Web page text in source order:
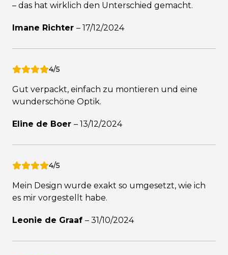
– das hat wirklich den Unterschied gemacht.
Imane Richter – 17/12/2024
4/5
Gut verpackt, einfach zu montieren und eine
wunderschöne Optik.
Eline de Boer – 13/12/2024
4/5
Mein Design wurde exakt so umgesetzt, wie ich
es mir vorgestellt habe.
Leonie de Graaf – 31/10/2024